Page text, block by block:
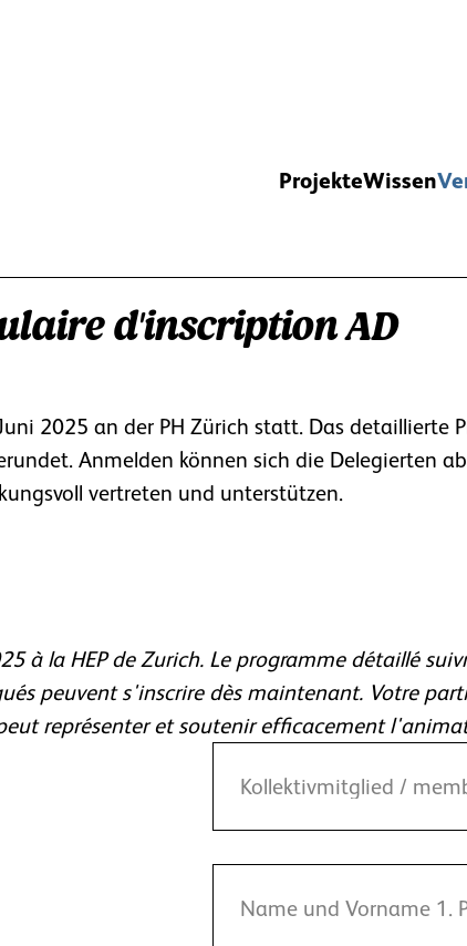
ProjekteWissen
d'inscription AD
2025 an der PH Zürich statt. Das detaillierte
Anmelden können sich die Delegierten
vertreten und unterstützen.
à la HEP de Zurich. Le programme détaillé
peuvent s'inscrire dès maintenant. Votre
représenter et soutenir efficacement